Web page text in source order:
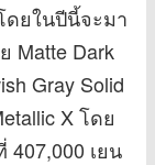
ดยในปีนี้จะมา
Matte Dark
Gray Solid
X โดย
เยน